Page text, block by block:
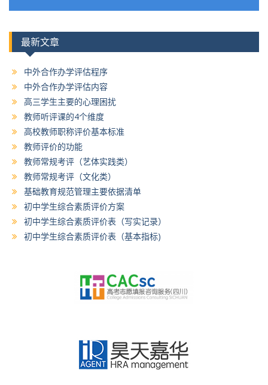
最新文章
中外合作办学评估程序
中外合作办学评估内容
高三学生主要的心理困扰
教师听评课的4个维度
高校教师职称评价基本标准
教师评价的功能
教师常规考评（艺体实践类）
教师常规考评（文化类）
基础教育规范管理主要依据清单
初中学生综合素质评价方案
初中学生综合素质评价表（写实记录）
初中学生综合素质评价表（基本指标)